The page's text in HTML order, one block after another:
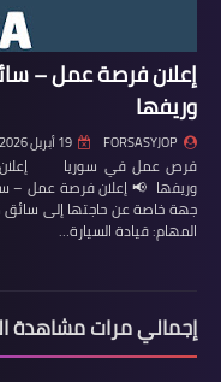
إعلان فرصة عمل –
وريفها
FORSASYJOP 19 أبريل 2026
فرص عمل في سوريا إعلان
وريفها 📢 إعلان فرصة عمل –
جهة خاصة عن حاجتها إلى
المهام: قيادة السيارة…
إجمالي مرات مشاهدة